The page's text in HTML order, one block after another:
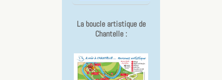
La boucle artistique de
Chantelle :